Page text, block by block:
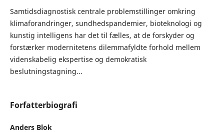
Samtidsdiagnostisk centrale problemstillinger omkring
klimaforandringer, sundhedspandemier, bioteknologi og
kunstig intelligens har det til fælles, at de forskyder og
forstærker modernitetens dilemmafyldte forhold mellem
videnskabelig ekspertise og demokratisk
beslutningstagning...
Forfatterbiografi
Anders Blok